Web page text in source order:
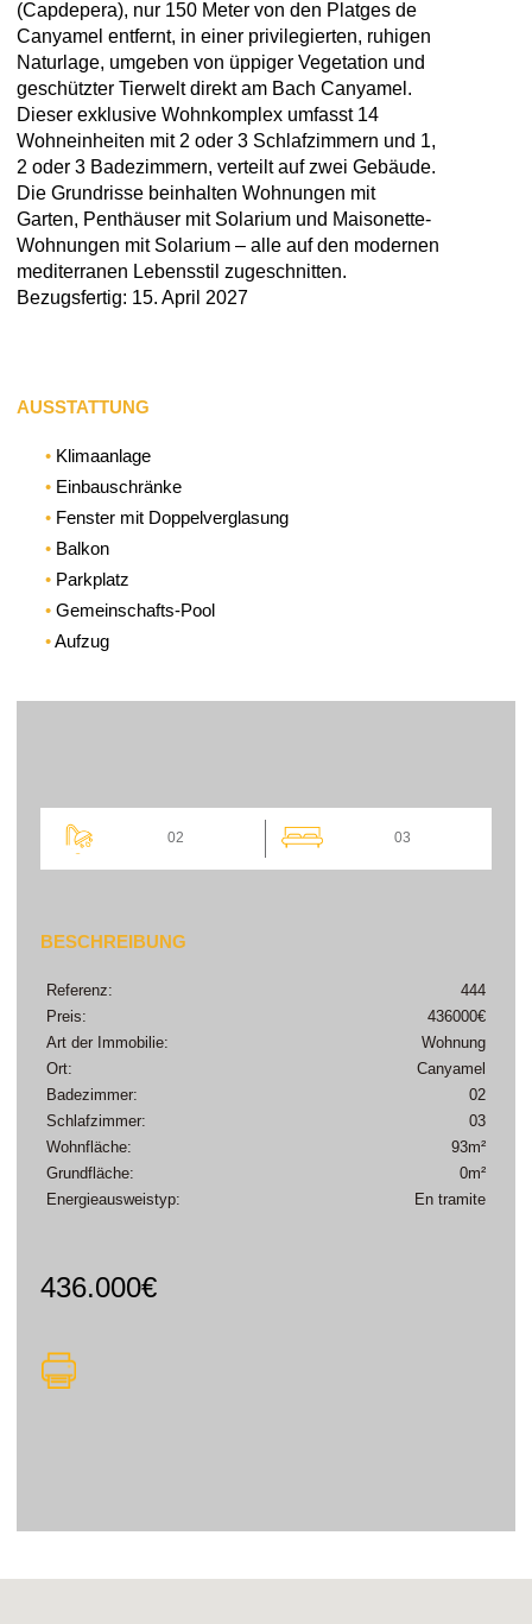
(Capdepera), nur 150 Meter von den Platges de
Canyamel entfernt, in einer privilegierten, ruhigen
Naturlage, umgeben von üppiger Vegetation und
geschützter Tierwelt direkt am Bach Canyamel.
Dieser exklusive Wohnkomplex umfasst 14
Wohneinheiten mit 2 oder 3 Schlafzimmern und 1,
2 oder 3 Badezimmern, verteilt auf zwei Gebäude.
Die Grundrisse beinhalten Wohnungen mit
Garten, Penthäuser mit Solarium und Maisonette-
Wohnungen mit Solarium – alle auf den modernen
mediterranen Lebensstil zugeschnitten.
Bezugsfertig: 15. April 2027
AUSSTATTUNG
Klimaanlage
Einbauschränke
Fenster mit Doppelverglasung
Balkon
Parkplatz
Gemeinschafts-Pool
Aufzug
02 03
BESCHREIBUNG
Referenz:
444
Preis:
436000€
Art der Immobilie:
Wohnung
Ort:
Canyamel
Badezimmer:
02
Schlafzimmer:
03
Wohnfläche:
93m²
Grundfläche:
0m²
Energieausweistyp:
En tramite
436.000€